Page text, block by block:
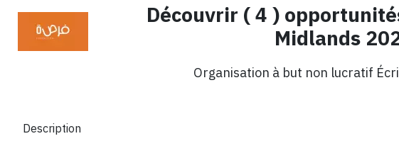
Découvrir ( 4 )
Midlands
Organisation à but non lucratif
Description